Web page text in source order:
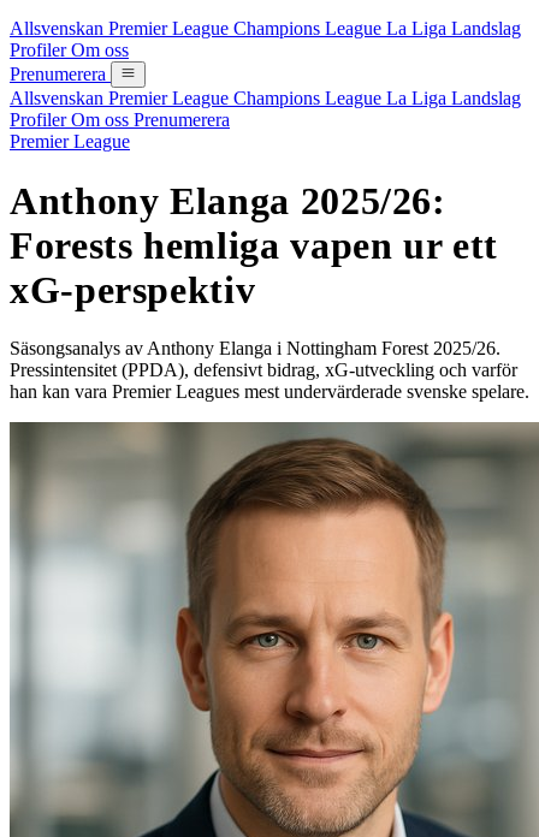
Allsvenskan Premier League Champions League La Liga Landslag
ProfilerOm oss
Prenumerera
Allsvenskan Premier League Champions League La Liga Landslag
ProfilerOm oss Prenumerera
Premier League
Anthony Elanga 2025/26:
Forests hemliga vapen ur ett
xG-perspektiv
Säsongsanalys av Anthony Elanga i Nottingham Forest 2025/26.
Pressintensitet (PPDA), defensivt bidrag, xG-utveckling och varför
han kan vara Premier Leagues mest undervärderade svenske spelare.